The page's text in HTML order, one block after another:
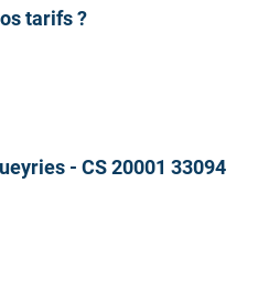
tarifs ?
- CS 20001 33094